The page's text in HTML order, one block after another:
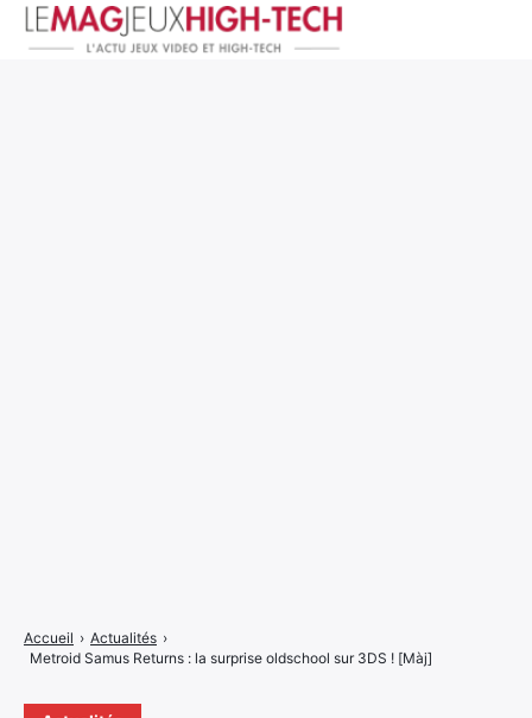
Accueil › Actualités ›
Metroid Samus Returns : la surprise oldschool sur 3DS ! [Màj]